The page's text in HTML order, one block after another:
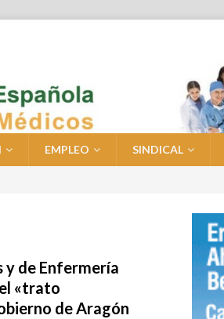
EMPLEO SINDICAL
y de Enfermería
«trato
de Aragón